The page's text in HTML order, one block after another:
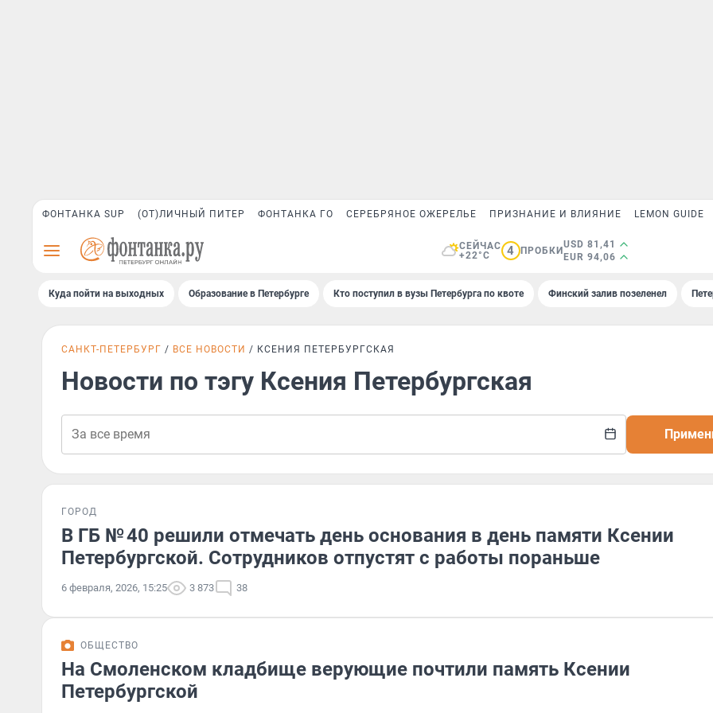
ФОНТАНКА SUP (ОТ)ЛИЧНЫЙ ПИТЕР ФОНТАНКА ГО СЕРЕБРЯНОЕ ОЖЕРЕЛЬЕ ПРИЗНАНИЕ И ВЛИЯНИЕ LEMON GUIDE
СЕЙЧАС
+22°C
4 ПРОБКИ
USD 81,41
EUR 94,06
Куда пойти на выходных Образование в Петербурге Кто поступил в вузы Петербурга по квоте Финский залив позеленел
САНКТ-ПЕТЕРБУРГ ВСЕ НОВОСТИ КСЕНИЯ ПЕТЕРБУРГСКАЯ
Новости по тэгу Ксения Петербургская
ГОРОД
В ГБ № 40 решили отмечать день основания в день памяти Ксении
Петербургской. Сотрудников отпустят с работы пораньше
6 февраля, 2026, 15:25 3 873 38
ОБЩЕСТВО
На Смоленском кладбище верующие почтили память Ксении
Петербургской